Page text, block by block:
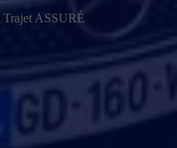
Trajet ASSURÉ